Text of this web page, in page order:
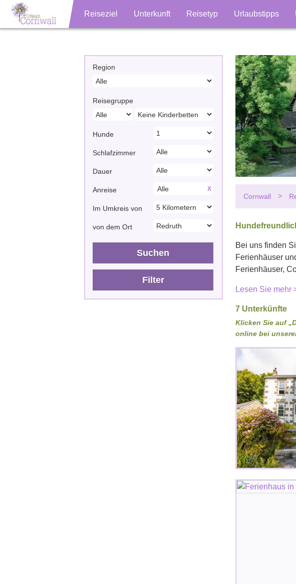
Reiseziel Unterkunft Reisetyp Urlaubstipps
Region
Reisegruppe
Hunde
Schlafzimmer
Dauer
Anreise X
Im Umkreis von
von dem Ort
Suchen
Filter
Cornwall
Bei uns finden
Ferienhäuser
Ferienhäuser,
Lesen Sie mehr
7 Unterkünfte
Klicken Sie auf
online bei